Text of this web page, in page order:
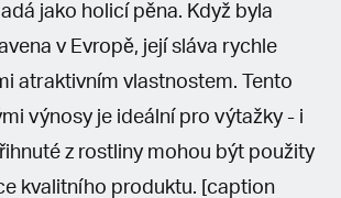
jako holicí pěna. Když byla
v Evropě, její sláva rychle
atraktivním vlastnostem. Tento
výnosy je ideální pro výtažky - i
z rostliny mohou být použity
kvalitního produktu. [caption